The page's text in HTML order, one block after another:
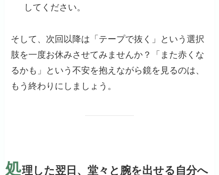
してください。
そして、次回以降は「テープで抜く」という選択
肢を一度お休みさせてみませんか？「また赤くな
るかも」という不安を抱えながら鏡を見るのは、
もう終わりにしましょう。
処理した翌日、堂々と腕を出せる自分へ